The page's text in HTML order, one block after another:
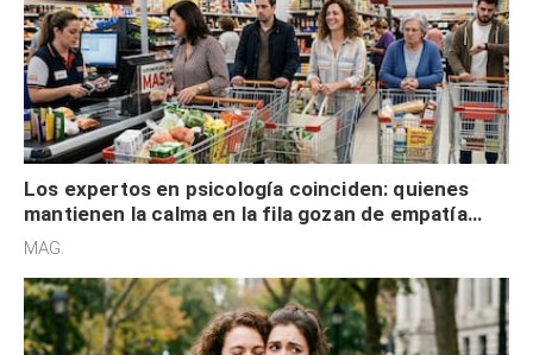
Los expertos en psicología coinciden: quienes
mantienen la calma en la fila gozan de empatía
cognitiva, gratitud y no solo tienen autocontrol
MAG.